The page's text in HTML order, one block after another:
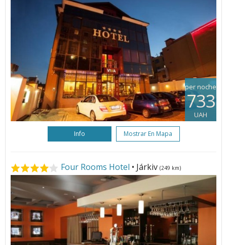
per noche
733
UAH
Info Mostrar En Mapa
Four Rooms Hotel • Járkiv (249 km)